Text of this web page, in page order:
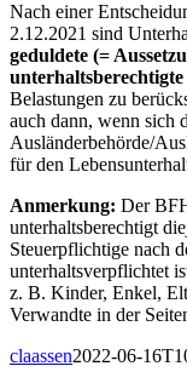
Nach einer
2.12.2021 sind
geduldete (=
Belastungen zu
auch dann, wenn sich
Ausländerbehörde/
für den
Anmerkung: Der
unterhaltsberechtigt
Steuerpflichtige nach
unterhaltsverpflichtet
z. B. Kinder, Enkel,
Verwandte in der
claassen2022-06-